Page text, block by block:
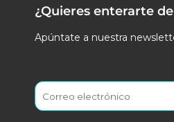
¿Quieres enterarte
Apúntate a nuestra